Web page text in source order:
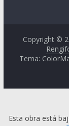
Copyright ©
Tema:
Esta obra está